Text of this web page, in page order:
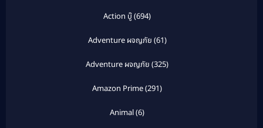
Action บู๊(694)
Adventure ผจญภัย (61)
Adventure ผจญภัย (325)
Amazon Prime(291)
Animal(6)